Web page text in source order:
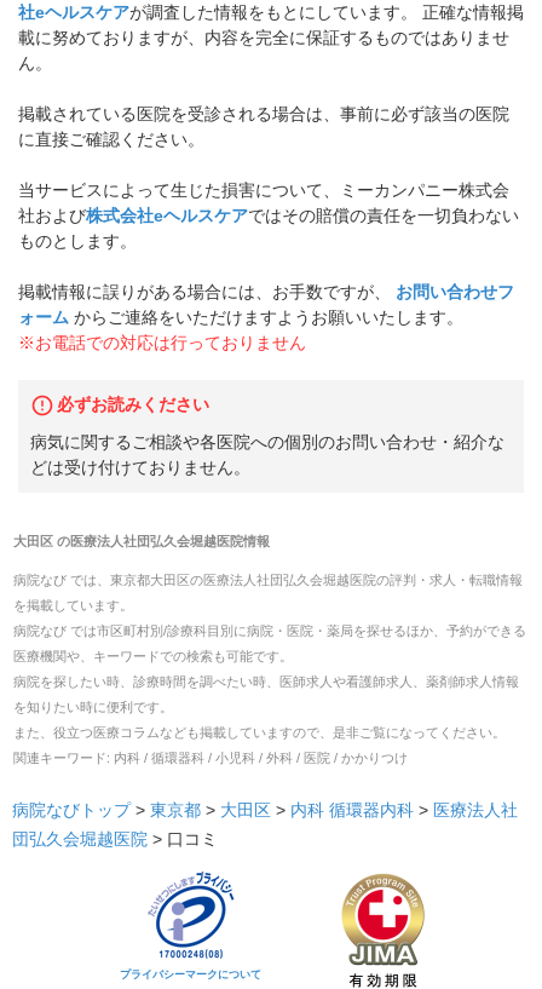
社eヘルスケアが調査した情報をもとにしています。 正確な情報掲
載に努めておりますが、内容を完全に保証するものではありませ
ん。
掲載されている医院を受診される場合は、事前に必ず該当の医院
に直接ご確認ください。
当サービスによって生じた損害について、ミーカンパニー株式会
社および株式会社eヘルスケアではその賠償の責任を一切負わない
ものとします。
掲載情報に誤りがある場合には、お手数ですが、
お問い合わせフ
ォーム からご連絡をいただけますようお願いいたします。
※お電話での対応は行っておりません
必ずお読みください
病気に関するご相談や各医院への個別のお問い合わせ・紹介な
どは受け付けておりません。
大田区 の医療法人社団弘久会堀越医院情報
病院なび では、 東京都大田区の医療法人社団弘久会堀越医院の評判・求人・転職情報
を掲載しています。
病院なび では市区町村別/診療科目別に病院・医院・薬局を探せるほか、予約ができる
医療機関や、キーワードでの検索も可能です。
病院を探したい時、診療時間を調べたい時、医師求人や看護師求人、薬剤師求人情報
を知りたい時に便利です。
また、役立つ医療コラムなども掲載していますので、是非ご覧になってください。
関連キーワード: 内科 / 循環器科 / 小児科 / 外科 / 医院 / かかりつけ
病院なびトップ > 東京都 > 大田区 > 内科 循環器内科 > 医療法人社
団弘久会堀越医院 > 口コミ
プライバシーマークについて